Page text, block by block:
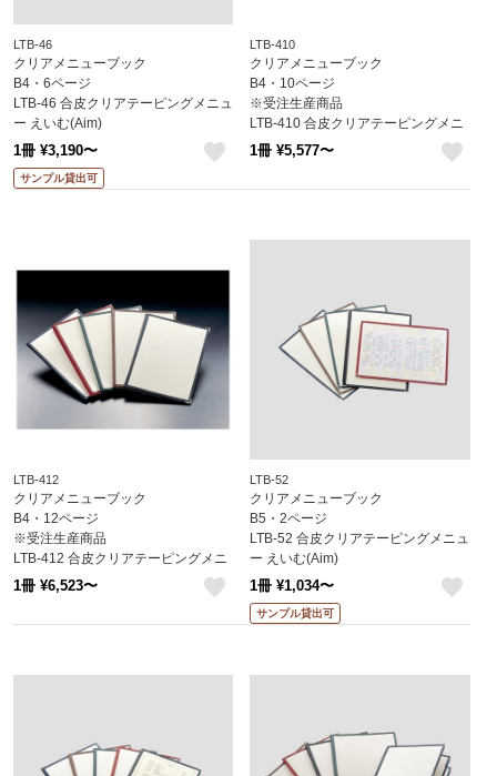
LTB-46
クリアメニューブック
B4・6ページ
LTB-46 合皮クリアテーピングメニュ
ー えいむ(Aim)
1冊 ¥3,190〜
サンプル貸出可
LTB-410
クリアメニューブック
B4・10ページ
※受注生産商品
LTB-410 合皮クリアテーピングメニ
ュー えいむ(Aim)
1冊 ¥5,577〜
LTB-412
クリアメニューブック
B4・12ページ
※受注生産商品
LTB-412 合皮クリアテーピングメニ
ュー えいむ(Aim)
1冊 ¥6,523〜
LTB-52
クリアメニューブック
B5・2ページ
LTB-52 合皮クリアテーピングメニュ
ー えいむ(Aim)
1冊 ¥1,034〜
サンプル貸出可